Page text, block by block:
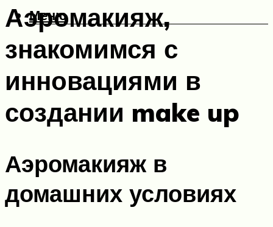
Меню
Аэромакияж,
знакомимся с
инновациями в
создании make up
Аэромакияж в
домашних условиях